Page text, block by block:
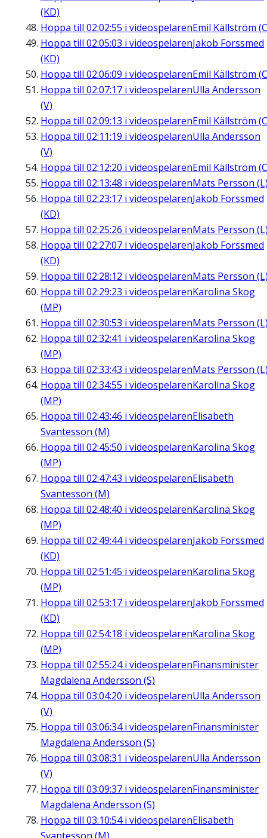
(KD)
Hoppa till 02:02:55 i videospelarenEmil Källström
Hoppa till 02:05:03 i videospelarenJakob Forssmed
(KD)
Hoppa till 02:06:09 i videospelarenEmil Källström
Hoppa till 02:07:17 i videospelarenUlla Andersson
(V)
Hoppa till 02:09:13 i videospelarenEmil Källström
Hoppa till 02:11:19 i videospelarenUlla Andersson
(V)
Hoppa till 02:12:20 i videospelarenEmil Källström
Hoppa till 02:13:48 i videospelarenMats Persson
Hoppa till 02:23:17 i videospelarenJakob Forssmed
(KD)
Hoppa till 02:25:26 i videospelarenMats Persson
Hoppa till 02:27:07 i videospelarenJakob Forssmed
(KD)
Hoppa till 02:28:12 i videospelarenMats Persson
Hoppa till 02:29:23 i videospelarenKarolina Skog
(MP)
Hoppa till 02:30:53 i videospelarenMats Persson
Hoppa till 02:32:41 i videospelarenKarolina Skog
(MP)
Hoppa till 02:33:43 i videospelarenMats Persson
Hoppa till 02:34:55 i videospelarenKarolina Skog
(MP)
Hoppa till 02:43:46 i videospelarenElisabeth
Svantesson (M)
Hoppa till 02:45:50 i videospelarenKarolina Skog
(MP)
Hoppa till 02:47:43 i videospelarenElisabeth
Svantesson (M)
Hoppa till 02:48:40 i videospelarenKarolina Skog
(MP)
Hoppa till 02:49:44i videospelarenJakob Forssmed
(KD)
Hoppa till 02:51:45 i videospelarenKarolina Skog
(MP)
Hoppa till 02:53:17 i videospelarenJakob Forssmed
(KD)
Hoppa till 02:54:18 i videospelarenKarolina Skog
(MP)
Hoppa till 02:55:24i videospelarenFinansminister
Magdalena Andersson (S)
Hoppa till 03:04:20 i videospelarenUlla Andersson
(V)
Hoppa till 03:06:34i videospelarenFinansminister
Magdalena Andersson (S)
Hoppa till 03:08:31 i videospelarenUlla Andersson
(V)
Hoppa till 03:09:37 i videospelarenFinansminister
Magdalena Andersson (S)
Hoppa till 03:10:54i videospelarenElisabeth